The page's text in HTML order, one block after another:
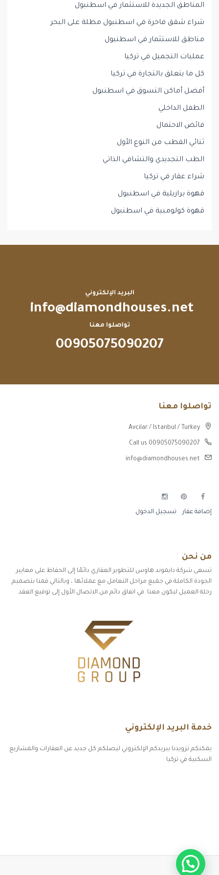
المناطق الجديدة للاستثمار في اسطنبول
شراء شقق فاخرة في اسطنبول مطلة على البحر
مناطق للاستثمار في اسطنبول
عمليات التجميل في تركيا
كل ما يتعلق بالتجارة في تركيا
أفضل أماكن التسوق في اسطنبول
الطفل الداخلي
فائض الاحتمال
ثنائي القطب من النوع الأول
الطب التجديدي والتشافي الذاتي
شراء عقار في تركيا
قهوة برازيلية في اسطنبول
قهوة كولومبية في اسطنبول
البريد الإلكتروني
info@diamondhouses.net
تواصلوا معنا
00905075090207
تواصلوا معنا
Avcilar / Istanbul / Turkey
Call us 00905075090207
info@diamondhouses.net
إضافة عقار تسجيل الدخول
من نحن
تسعى شركة دايموند هاوس للتطوير العقاري دائمًا إلى الحفاظ على معايير
الجودة الكاملة في جميع مراحل التعامل مع عملائها ، وبالتالي قمنا بتصميم
رحلة العميل ليكون معنا في اتفاق دائم من الاتصال الأول إلى توقيع العقد
خدمة البريد الإلكتروني
يمكنكم تزويدنا ببريدكم الإلكتروني ليصلكم كل جديد عن العقارات والمشاريع
السكنية في تركيا